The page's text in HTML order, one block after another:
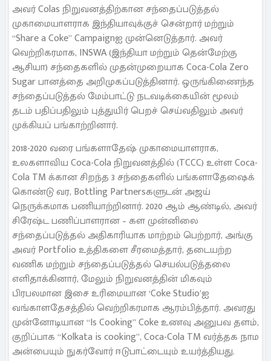
அவர் Colas நிறுவனத்திற்கான சந்தைப்படுத்தல்
முகாமையாளராக இந்தியாவுக்குச் சென்றார் மற்றும்
“Share a Coke” Campaignஐ முன்னெடுத்தார். அவர்
வெற்றிகரமாக, INSWA (இந்தியா மற்றும் தென்மேற்கு
ஆசியா) சந்தைகளில் முதன்முறையாக Coca-Cola Zero
Sugar பானத்தை அறிமுகப்படுத்தினார். ஒருங்கிணைந்த
சந்தைப்படுத்தல் மேம்பாட்டு நடவடிக்கையின் மூலம்
தடம் பதிப்பதிலும் புத்துயிர் பெறச் செய்வதிலும் அவர்
முக்கியப் பங்காற்றினார்.
2018-2020 வரை பங்களாதேஷ் முகாமையாளராக,
உலகளாவிய Coca-Cola நிறுவனத்தில் (TCCC) உள்ள Coca-
Cola TM க்கான சிறந்த 3 சந்தைகளில் பங்களாதேஷைக்
கொண்டு வர, Bottling Partnersகளுடன் அஜய்
நெருக்கமாக பணியாற்றினார். 2020 ஆம் ஆண்டில், அவர்
சிரேஷ்ட பணிப்பாளரான – கள முன்னிலை
சந்தைப்படுத்தல் அதிகாரியாக மாற்றம் பெற்றார், அங்கு
அவர் Portfolio உத்திகளை சீரமைத்தார், தடையற்ற
வணிக மற்றும் சந்தைப்படுத்தல் செயல்படுத்தலை
எளிதாக்கினார், மேலும் நிறுவனத்தின் மிகவும்
பிரபலமான இசை உரிமையான ‘Coke Studio’ஐ
வங்காளதேசத்தில் வெற்றிகரமாக ஆரம்பித்தார். அவரது
முன்னோடியான “Is Cooking” Coke உணவு அனுபவ தளம்,
குறிப்பாக “Kolkata is cooking”, Coca-Cola TM வர்த்தக நாம
அன்பையும் நுகர்வோர் ஈடுபாட்டையும் உயர்த்தியது.